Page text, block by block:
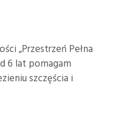
„Przestrzeń Pełna
6 lat pomagam
szczęścia i